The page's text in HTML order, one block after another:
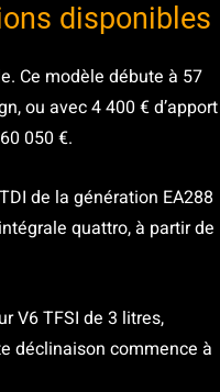
disponibles
Ce modèle débute à 57
ou avec 4 400 € d’apport
050 €.
de la génération EA288
quattro, à partir de
V6 TFSI de 3 litres,
déclinaison commence à